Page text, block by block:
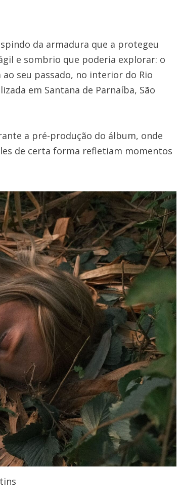
da armadura que a protegeu
e sombrio que poderia explorar: o
seu passado, no interior do Rio
em Santana de Parnaíba, São
a pré-produção do álbum, onde
de certa forma refletiam momentos